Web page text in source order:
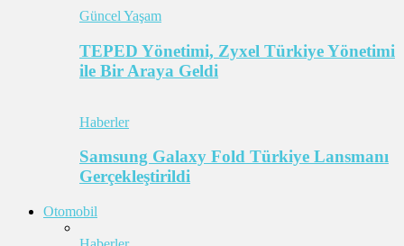
Güncel Yaşam
TEPED Yönetimi, Zyxel Türkiye Yönetimi
ile Bir Araya Geldi
Haberler
Samsung Galaxy Fold Türkiye Lansmanı
Gerçekleştirildi
Otomobil